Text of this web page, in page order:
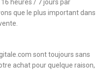
heures / 7 jours par
que le plus important dans
sont toujours sans
achat pour quelque raison,